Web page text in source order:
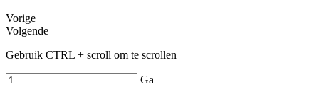
Vorige
Volgende
Gebruik CTRL + scroll om te scrollen
Ga